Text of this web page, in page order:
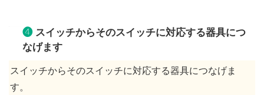
❹スイッチからそのスイッチに対応する器具につ
なげます
スイッチからそのスイッチに対応する器具につなげま
す。